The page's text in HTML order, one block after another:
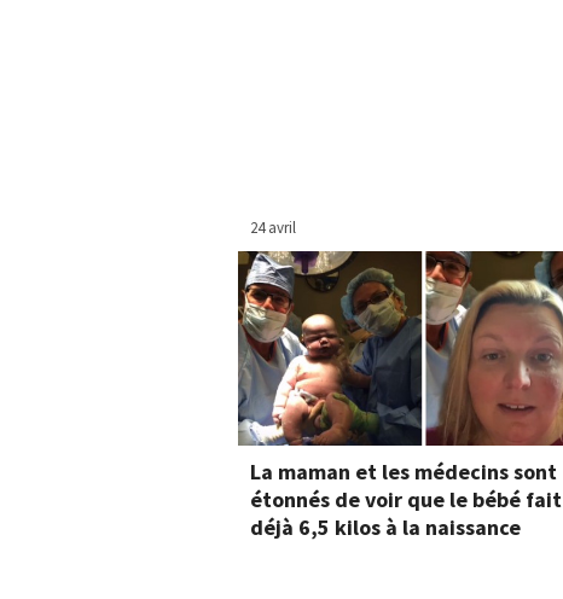
24 avril
La maman et les médecins sont
étonnés de voir que le bébé fait
déjà 6,5 kilos à la naissance